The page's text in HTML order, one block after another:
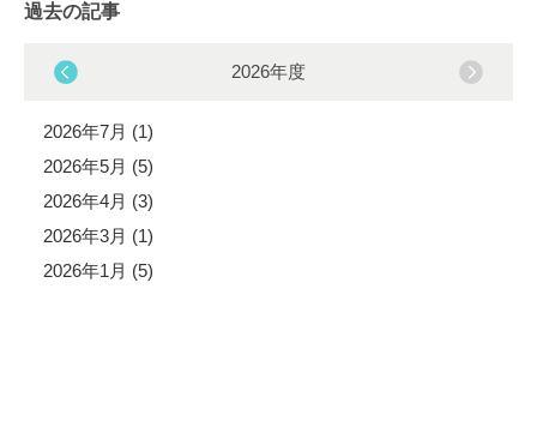
過去の記事
2026年度
2026年7月 (1)
2026年5月 (5)
2026年4月 (3)
2026年3月 (1)
2026年1月 (5)